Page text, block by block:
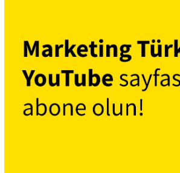
Dergiler
Etkinlikler